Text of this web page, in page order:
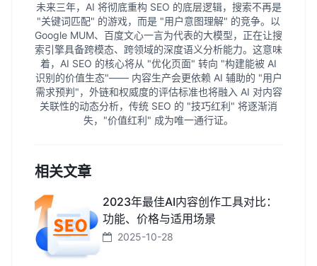
未来三年，AI 将彻底重构 SEO 的底层逻辑，搜索不再是
"关键词匹配" 的游戏，而是 "用户意图理解" 的竞争。以
Google MUM、百度文心一言为代表的大模型，正在让搜
索引擎具备跨模态、跨领域的深度语义分析能力。这意味
着，AI SEO 的核心将从 "优化页面" 转向 "构建能被 AI
识别的价值生态"—— 内容生产会更依赖 AI 辅助的 "用户
需求预判"，外链和权威度的评估标准也将融入 AI 对内容
关联性的动态分析，传统 SEO 的 "技巧红利" 将逐渐消
失，"价值红利" 成为唯一通行证。
相关文章
2023年最佳AI内容创作工具对比：
功能、价格与适用场景
2025-10-28